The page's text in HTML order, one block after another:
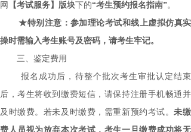
网
【考试服务】 版块下的“考生预约报名指南”。
★特别注意：参加理论考试和线上虚拟仿真实
操时需输入考生账号及密码，请考生牢记。
三、鉴定费用
报名成功后，待整个批次考生审批认定结束
后，考生将收到缴费短信，请保持注册手机畅通并
及时缴费。若未及时缴费，需重新预约考试。未缴
费人员视为放弃本次考试，考生一旦缴费成功将无